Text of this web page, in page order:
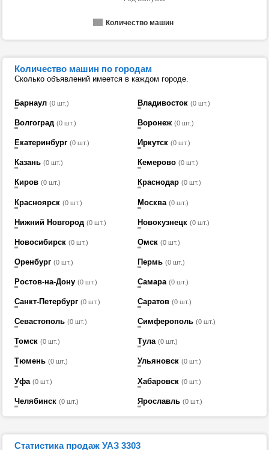
Количество машин
Количество машин по городам
Сколько объявлений имеется в каждом городе.
Барнаул (0 шт.) Владивосток (0 шт.)
Волгоград (0 шт.) Воронеж (0 шт.)
Екатеринбург (0 шт.) Иркутск (0 шт.)
Казань (0 шт.) Кемерово (0 шт.)
Киров (0 шт.) Краснодар (0 шт.)
Красноярск (0 шт.) Москва (0 шт.)
Нижний Новгород (0 шт.) Новокузнецк (0 шт.)
Новосибирск (0 шт.) Омск (0 шт.)
Оренбург (0 шт.) Пермь (0 шт.)
Ростов-на-Дону (0 шт.) Самара (0 шт.)
Санкт-Петербург (0 шт.) Саратов (0 шт.)
Севастополь (0 шт.) Симферополь (0 шт.)
Томск (0 шт.) Тула (0 шт.)
Тюмень (0 шт.) Ульяновск (0 шт.)
Уфа (0 шт.) Хабаровск (0 шт.)
Челябинск (0 шт.) Ярославль (0 шт.)
Статистика продаж УАЗ 3303